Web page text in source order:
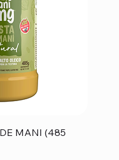
MANI (485